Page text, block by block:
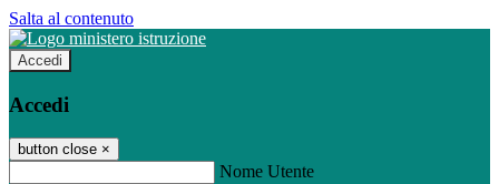
Salta al contenuto
Accedi
Accedi
button close ×
Nome Utente